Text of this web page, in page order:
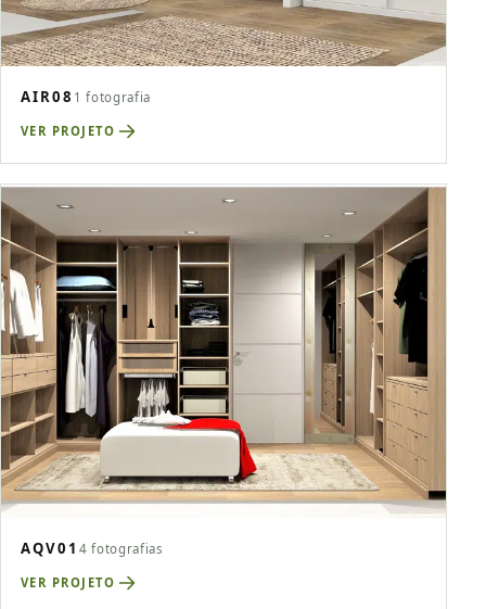
AIR08 1 fotografia
VER PROJETO
AQV01 4 fotografias
VER PROJETO